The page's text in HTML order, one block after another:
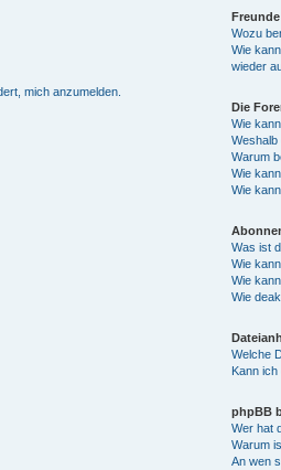
mich anzumelden.
Wozu
Wie
wieder
Die
Wie
Warum
Wie
Wie
Was ist
Wie
Wie
Wie
Welche
Kann
phpBB
Wer hat
Warum
An wen